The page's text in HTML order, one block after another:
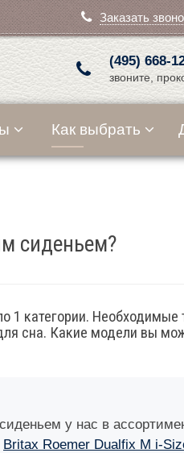
Заказать
(495) 668-
звоните,
Как выбрать
сиденьем?
1 категории.
сна. Какие модели вы
у нас в
Britax Roemer Dualfix M i-